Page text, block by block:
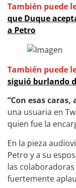
También puede
que Duque
a Petro
También puede
siguió burlando
“Con esas
una usuaria en
quien fue la
En la pieza
Petro y a su
las
fuertemente